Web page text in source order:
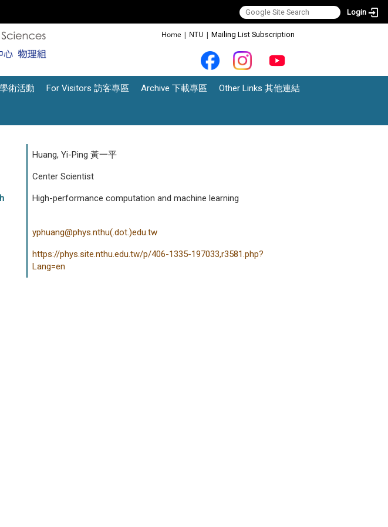
Login
Home | NTU | Mailing List Subscription
術活動 For Visitors 訪客專區 Archive 下載專區 Other Links 其他連結
Huang, Yi-Ping 黃一平
Center Scientist
High-performance computation and machine learning
yphuang@phys.nthu(.dot.)edu.tw
https://phys.site.nthu.edu.tw/p/406-1335-197033,r3581.php?
Lang=en